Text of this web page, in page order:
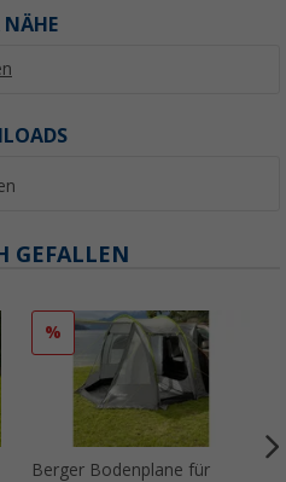
NÄHE
GEFALLEN
%
Berger Bodenplane für